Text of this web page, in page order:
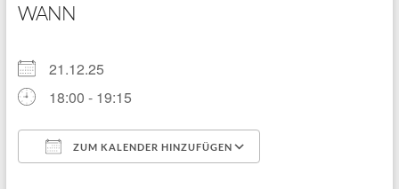
WANN
21.12.25
18:00 - 19:15
ZUM KALENDER HINZUFÜGEN